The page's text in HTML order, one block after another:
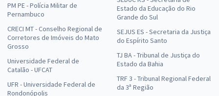
PM PE - Polícia Militar de
Pernambuco
CRECI MT - Conselho Regional de
Corretores de Imóveis do Mato
Grosso
Universidade Federal de
Catalão - UFCAT
UFR - Universidade Federal de
Rondonópolis
Estado da Educação do Rio
Grande do Sul
SEJUS ES - Secretaria da Justiça
do Espírito Santo
TJ BA - Tribunal de Justiça do
Estado da Bahia
TRF 3 - Tribunal Regional Federal
da 3ª Região